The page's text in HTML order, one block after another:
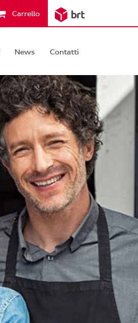
Carrello
News Contatti